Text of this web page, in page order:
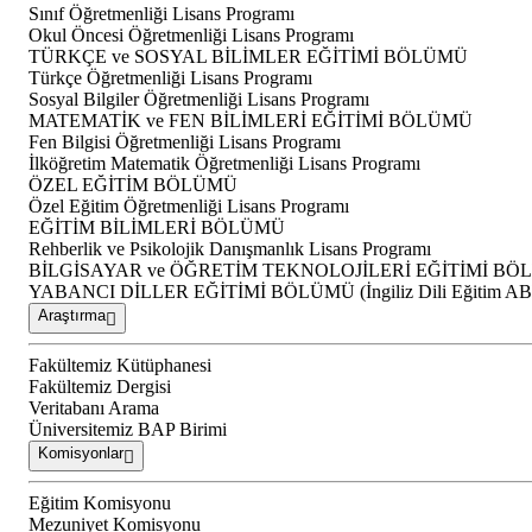
Sınıf Öğretmenliği Lisans Programı
Okul Öncesi Öğretmenliği Lisans Programı
TÜRKÇE ve SOSYAL BİLİMLER EĞİTİMİ BÖLÜMÜ
Türkçe Öğretmenliği Lisans Programı
Sosyal Bilgiler Öğretmenliği Lisans Programı
MATEMATİK ve FEN BİLİMLERİ EĞİTİMİ BÖLÜMÜ
Fen Bilgisi Öğretmenliği Lisans Programı
İlköğretim Matematik Öğretmenliği Lisans Programı
ÖZEL EĞİTİM BÖLÜMÜ
Özel Eğitim Öğretmenliği Lisans Programı
EĞİTİM BİLİMLERİ BÖLÜMÜ
Rehberlik ve Psikolojik Danışmanlık Lisans Programı
BİLGİSAYAR ve ÖĞRETİM TEKNOLOJİLERİ EĞİTİMİ
YABANCI DİLLER EĞİTİMİ BÖLÜMÜ (İngiliz Dili Eğitim
Araştırma
Fakültemiz Kütüphanesi
Fakültemiz Dergisi
Veritabanı Arama
Üniversitemiz BAP Birimi
Komisyonlar
Eğitim Komisyonu
Mezuniyet Komisyonu